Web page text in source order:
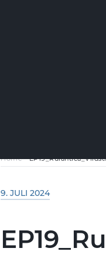
Home-
9. JULI 2024